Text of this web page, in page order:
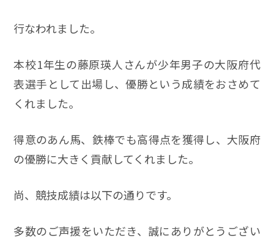
行なわれました。
本校1年生の藤原瑛人さんが少年男子の大阪府代
表選手として出場し、優勝という成績をおさめて
くれました。
得意のあん馬、鉄棒でも高得点を獲得し、大阪府
の優勝に大きく貢献してくれました。
尚、競技成績は以下の通りです。
多数のご声援をいただき、誠にありがとうござい